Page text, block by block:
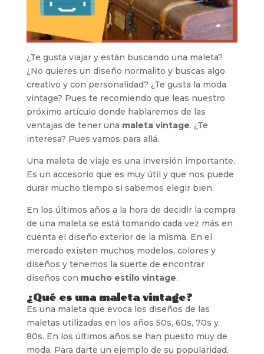
¿Te gusta viajar y están buscando una maleta?
¿No quieres un diseño normalito y buscas algo
creativo y con personalidad? ¿Te gusta la moda
vintage? Pues te recomiendo que leas nuestro
próximo artículo donde hablaremos de las
ventajas de tener una maleta vintage. ¿Te
interesa? Pues vamos para allá.
Una maleta de viaje es una inversión importante.
Es un accesorio que es muy útil y que nos puede
durar mucho tiempo si sabemos elegir bien.
En los últimos años a la hora de decidir la compra
de una maleta se está tomando cada vez más en
cuenta el diseño exterior de la misma. En el
mercado existen muchos modelos, colores y
diseños y tenemos la suerte de encontrar
diseños con mucho estilo vintage.
¿Qué es una maleta vintage?
Es una maleta que evoca los diseños de las
maletas utilizadas en los años 50s, 60s, 70s y
80s. En los últimos años se han puesto muy de
moda. Para darte un ejemplo de su popularidad,